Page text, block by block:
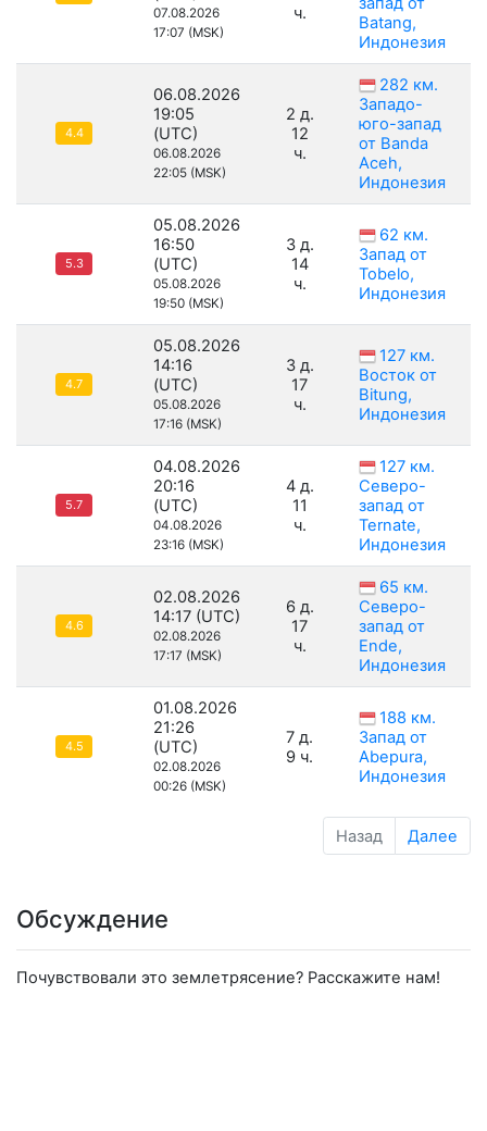
07.08.2026
17:07 (MSK)
ч.
Batang,
Индонезия
4.4
06.08.2026
19:05
(UTC)
06.08.2026
22:05 (MSK)
2 д.
12
ч.
282 км.
Западо-
юго-запад
от Banda
Aceh,
Индонезия
5.3
05.08.2026
16:50
(UTC)
05.08.2026
19:50 (MSK)
3 д.
14
ч.
62 км.
Запад от
Tobelo,
Индонезия
4.7
05.08.2026
14:16
(UTC)
05.08.2026
17:16 (MSK)
3 д.
17
ч.
127 км.
Восток от
Bitung,
Индонезия
5.7
04.08.2026
20:16
(UTC)
04.08.2026
23:16 (MSK)
4 д.
11
ч.
127 км.
Северо-
запад от
Ternate,
Индонезия
4.6
02.08.2026
14:17 (UTC)
02.08.2026
17:17 (MSK)
6 д.
17
ч.
65 км.
Северо-
запад от
Ende,
Индонезия
4.5
01.08.2026
21:26
(UTC)
02.08.2026
00:26 (MSK)
7 д.
9 ч.
188 км.
Запад от
Abepura,
Индонезия
Назад Далее
Обсуждение
Почувствовали это землетрясение? Расскажите нам!